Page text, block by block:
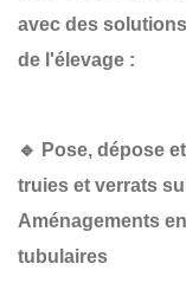
avec des
de l'élevage :
🔹 Pose, dépose
truies et verrats
Aménagements
tubulaires